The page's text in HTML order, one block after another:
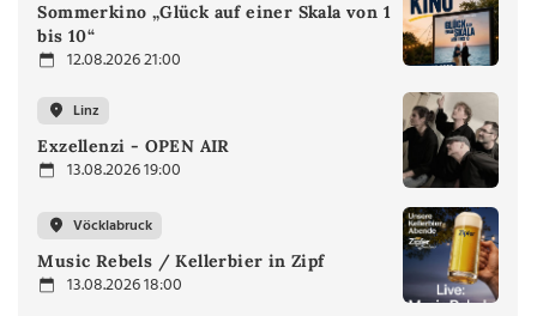
Sommerkino „Glück auf einer Skala von 1
bis 10“
12.08.2026 21:00
Linz
Exzellenzi - OPEN AIR
13.08.2026 19:00
Vöcklabruck
Music Rebels / Kellerbier in Zipf
13.08.2026 18:00